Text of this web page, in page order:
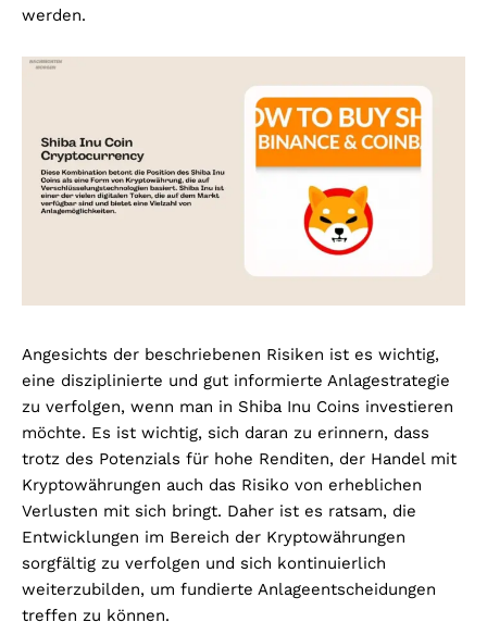
werden.
Angesichts der beschriebenen Risiken ist es wichtig,
eine disziplinierte und gut informierte Anlagestrategie
zu verfolgen, wenn man in Shiba Inu Coins investieren
möchte. Es ist wichtig, sich daran zu erinnern, dass
trotz des Potenzials für hohe Renditen, der Handel mit
Kryptowährungen auch das Risiko von erheblichen
Verlusten mit sich bringt. Daher ist es ratsam, die
Entwicklungen im Bereich der Kryptowährungen
sorgfältig zu verfolgen und sich kontinuierlich
weiterzubilden, um fundierte Anlageentscheidungen
treffen zu können.